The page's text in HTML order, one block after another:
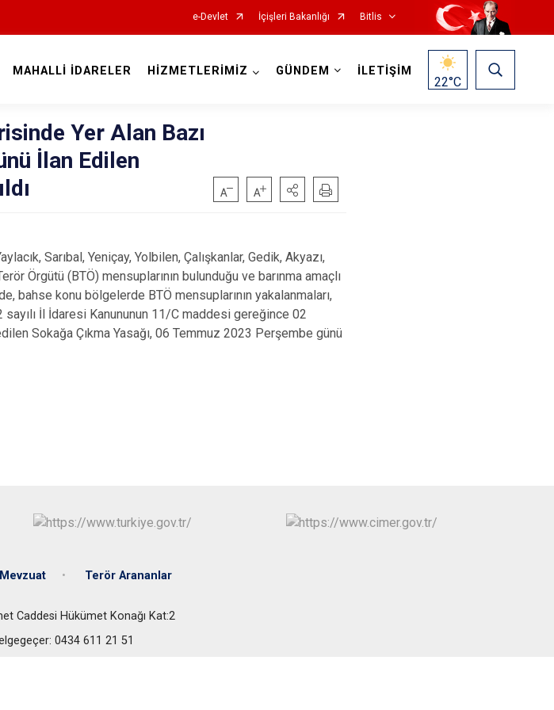
e-Devlet İçişleri Bakanlığı Bitlis
Adilcevaz
Ahlat
Güroymak
Hizan
MAHALLİ İDARELER HİZMETLERİMİZ GÜNDEM İLETİŞİM
22°C
Yer Alan Bazı
İlan Edilen
Sarıbal, Yeniçay, Yolbilen, Çalışkanlar, Gedik, Akyazı,
Örgütü (BTÖ) mensuplarının bulunduğu ve barınma amaçlı
bahse konu bölgelerde BTÖ mensuplarının yakalanmaları,
sayılı İl İdaresi Kanununun 11/C maddesi gereğince 02
Sokağa Çıkma Yasağı, 06 Temmuz 2023 Perşembe günü
Terör Arananlar
Caddesi Hükümet Konağı Kat:2
0434 611 21 51